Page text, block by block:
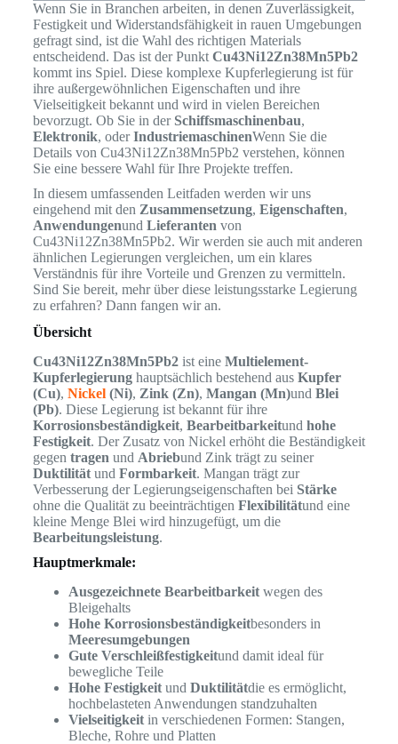
Wenn Sie in Branchen arbeiten, in denen Zuverlässigkeit,
Festigkeit und Widerstandsfähigkeit in rauen Umgebungen
gefragt sind, ist die Wahl des richtigen Materials
entscheidend. Das ist der Punkt Cu43Ni12Zn38Mn5Pb2
kommt ins Spiel. Diese komplexe Kupferlegierung ist für
ihre außergewöhnlichen Eigenschaften und ihre
Vielseitigkeit bekannt und wird in vielen Bereichen
bevorzugt. Ob Sie in der Schiffsmaschinenbau,
Elektronik, oderIndustriemaschinenWenn Sie die
Details von Cu43Ni12Zn38Mn5Pb2 verstehen, können
Sie eine bessere Wahl für Ihre Projekte treffen.
In diesem umfassenden Leitfaden werden wir uns
eingehend mit den Zusammensetzung, Eigenschaften,
Anwendungenund Lieferanten von
Cu43Ni12Zn38Mn5Pb2. Wir werden sie auch mit anderen
ähnlichen Legierungen vergleichen, um ein klares
Verständnis für ihre Vorteile und Grenzen zu vermitteln.
Sind Sie bereit, mehr über diese leistungsstarke Legierung
zu erfahren? Dann fangen wir an.
Übersicht
Cu43Ni12Zn38Mn5Pb2ist eine Multielement-
Kupferlegierunghauptsächlich bestehend aus Kupfer
(Cu), Nickel(Ni), Zink (Zn), Mangan (Mn)und Blei
(Pb). Diese Legierung ist bekannt für ihre
Korrosionsbeständigkeit, Bearbeitbarkeitund hohe
Festigkeit. Der Zusatz von Nickel erhöht die Beständigkeit
gegen tragen und Abriebund Zink trägt zu seiner
Duktilitätund Formbarkeit. Mangan trägt zur
Verbesserung der Legierungseigenschaften bei Stärke
ohne die Qualität zu beeinträchtigen Flexibilitätund eine
kleine Menge Blei wird hinzugefügt, um die
Bearbeitungsleistung.
Hauptmerkmale:
Ausgezeichnete Bearbeitbarkeitwegen des
Bleigehalts
Hohe Korrosionsbeständigkeitbesonders in
Meeresumgebungen
Gute Verschleißfestigkeitund damit ideal für
bewegliche Teile
Hohe Festigkeitund Duktilitätdie es ermöglicht,
hochbelasteten Anwendungen standzuhalten
Vielseitigkeitin verschiedenen Formen: Stangen,
Bleche, Rohre und Platten